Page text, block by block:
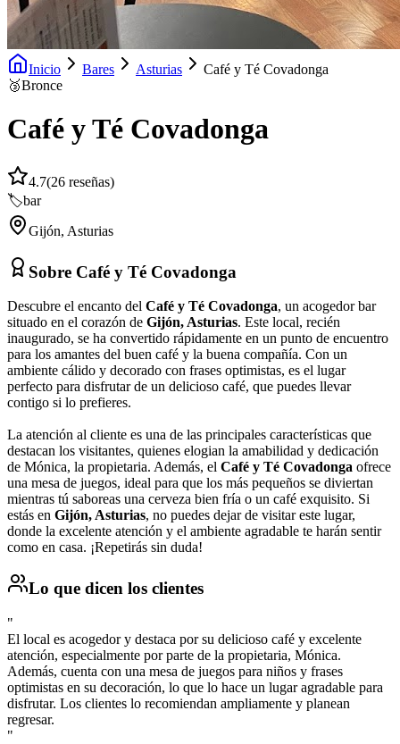
Inicio Bares Asturias
Café y Té Covadonga
🥉Bronce
Café y Té Covadonga
4.7(26 reseñas)
🏷️bar
Gijón, Asturias
Sobre Café y Té Covadonga
Descubre el encanto del Café y Té Covadonga, un acogedor bar
situado en el corazón de Gijón, Asturias. Este local, recién
inaugurado, se ha convertido rápidamente en un punto de encuentro
para los amantes del buen café y la buena compañía. Con un
ambiente cálido y decorado con frases optimistas, es el lugar
perfecto para disfrutar de un delicioso café, que puedes llevar
contigo si lo prefieres.
La atención al cliente es una de las principales características que
destacan los visitantes, quienes elogian la amabilidad y dedicación
de Mónica, la propietaria. Además, el Café y Té Covadonga ofrece
una mesa de juegos, ideal para que los más pequeños se diviertan
mientras tú saboreas una cerveza bien fría o un café exquisito. Si
estás en Gijón, Asturias, no puedes dejar de visitar este lugar,
donde la excelente atención y el ambiente agradable te harán sentir
como en casa. ¡Repetirás sin duda!
Lo que dicen los clientes
"
El local es acogedor y destaca por su delicioso café y excelente
atención, especialmente por parte de la propietaria, Mónica.
Además, cuenta con una mesa de juegos para niños y frases
optimistas en su decoración, lo que lo hace un lugar agradable para
disfrutar. Los clientes lo recomiendan ampliamente y planean
regresar.
"